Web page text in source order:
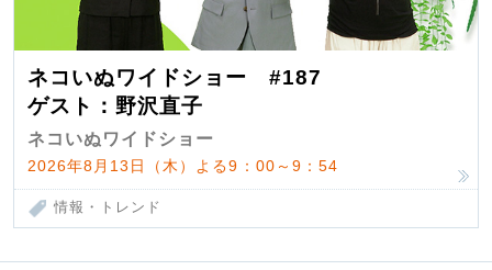
ネコいぬワイドショー #187
ゲスト：野沢直子
ネコいぬワイドショー
2026年8月13日（木）よる9：00～9：54
情報・トレンド